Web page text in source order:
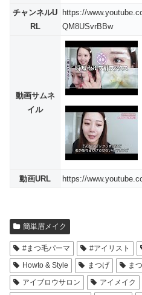
チャンネルU
RL
https://
QM8USvrBBw
動画サムネ
イル
動画URL https://
簡単眉メイク
#まつ毛パーマ #アイリスト
Howto & Style
まつげ ま
アイブロウサロン
アイメイク